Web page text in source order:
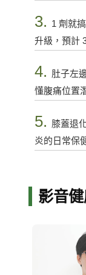
3. 1 劑就
升級，預計
4. 肚子左
懂腹痛位置
5. 膝蓋退
炎的日常保
影音